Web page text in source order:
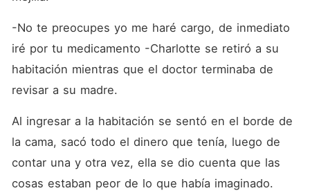
-No te preocupes yo me haré cargo, de inmediato
iré por tu medicamento -Charlotte se retiró a su
habitación mientras que el doctor terminaba de
revisar a su madre.
Al ingresar a la habitación se sentó en el borde de
la cama, sacó todo el dinero que tenía, luego de
contar una y otra vez, ella se dio cuenta que las
cosas estaban peor de lo que había imaginado.